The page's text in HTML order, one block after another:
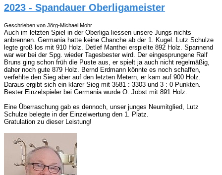
2023 - Spandauer Oberligameister
Geschrieben von Jörg-Michael Mohr
Auch im letzten Spiel in der Oberliga liessen unsere Jungs nichts
anbrennen. Germania hatte keine Chanche ab der 1. Kugel. Lutz Schulze
legte groß los mit 910 Holz. Detlef Manthei erspielte 892 Holz. Spannend
war wer bei der Spg. wieder Tagesbester wird. Der eingesprungene Ralf
Bruns ging schon früh die Puste aus, er spielt ja auch nicht regelmäßig,
daher noch gute 879 Holz. Bernd Erdmann könnte es noch schaffen,
verfehlte den Sieg aber auf den letzten Metern, er kam auf 900 Holz.
Daraus ergibt sich ein klarer Sieg mit 3581 : 3303 und 3 : 0 Punkten.
Bester Einzelspieler bei Germania wurde O. Jobst mit 891 Holz.
Eine Überraschung gab es dennoch, unser junges Neumitglied, Lutz
Schulze belegte in der Einzelwertung den 1. Platz.
Gratulation zu dieser Leistung!